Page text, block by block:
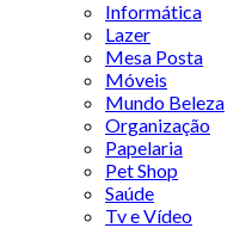
Informática
Lazer
Mesa Posta
Móveis
Mundo Beleza
Organização
Papelaria
Pet Shop
Saúde
Tv e Vídeo